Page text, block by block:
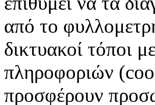
από το
δικτυακοί τόποι
πληροφοριών
προσφέρουν